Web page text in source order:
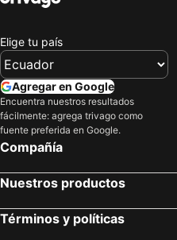
Elige tu país
Agregar en Google
Encuentra nuestros resultados
fácilmente: agrega trivago como
fuente preferida en Google.
Compañía
Nuestros productos
Términos y políticas